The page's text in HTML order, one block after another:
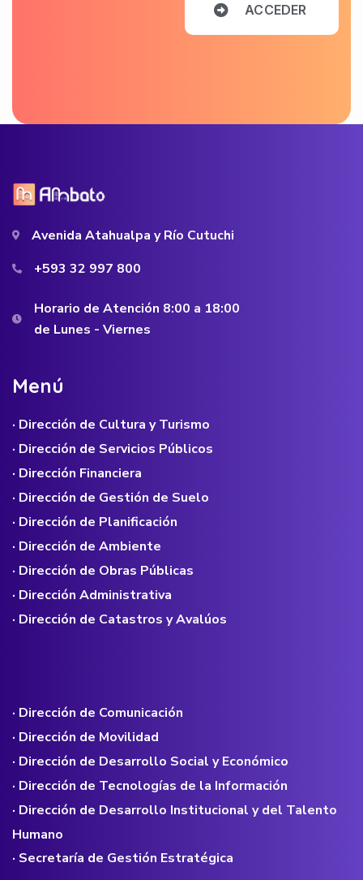
ACCEDER
Avenida Atahualpa y Río Cutuchi
+593 32 997 800
Horario de Atención 8:00 a 18:00
de Lunes - Viernes
Menú
· Dirección de Cultura y Turismo
· Dirección de Servicios Públicos
· Dirección Financiera
· Dirección de Gestión de Suelo
· Dirección de Planificación
· Dirección de Ambiente
· Dirección de Obras Públicas
· Dirección Administrativa
· Dirección de Catastros y Avalúos
· Dirección de Comunicación
· Dirección de Movilidad
· Dirección de Desarrollo Social y Económico
· Dirección de Tecnologías de la Información
· Dirección de Desarrollo Institucional y del Talento
Humano
· Secretaría de Gestión Estratégica